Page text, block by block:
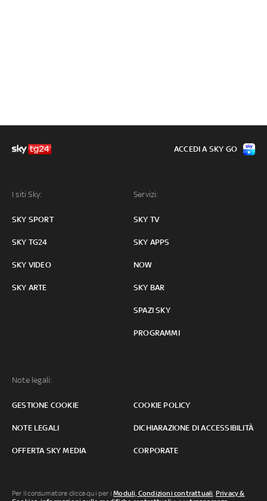
I siti Sky:
SKY SPORT
SKY TG24
SKY VIDEO
SKY ARTE
Servizi:
SKY TV
SKY APPS
NOW
SKY BAR
SPAZI SKY
PROGRAMMI
Note legali:
GESTIONE COOKIE COOKIE POLICY
NOTE LEGALI DICHIARAZIONE DI ACCESSIBILITÀ
OFFERTA SKY MEDIA CORPORATE
ACCEDI A SKY GO
Per il consumatore clicca qui per iModuli, Condizioni contrattuali, Privacy &